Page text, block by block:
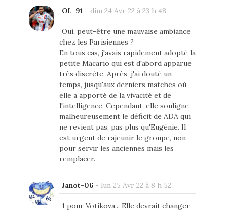
OL-91 - dim 24 Avr 22 à 23 h 48
Oui, peut-être une mauvaise ambiance
chez les Parisiennes ?
En tous cas, j'avais rapidement adopté la
petite Macario qui est d'abord apparue
très discrète. Après, j'ai douté un
temps, jusqu'aux derniers matches où
elle a apporté de la vivacité et de
l'intelligence. Cependant, elle souligne
malheureusement le déficit de ADA qui
ne revient pas, pas plus qu'Eugénie. Il
est urgent de rajeunir le groupe, non
pour servir les anciennes mais les
remplacer.
Janot-06- lun 25 Avr 22 à 8 h 52
1 pour Votikova... Elle devrait changer